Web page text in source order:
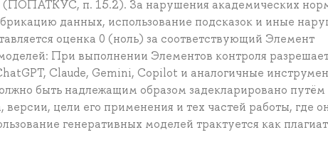
(ПОПАТКУС, п. 15.2). За нарушения академических
данных, использование подсказок и иные
оценка 0 (ноль) за соответствующий Элемент
При выполнении Элементов контроля
Claude, Gemini, Copilot и аналогичные
быть надлежащим образом задекларировано путём
версии, цели его применения и тех частей работы, где
генеративных моделей трактуется как